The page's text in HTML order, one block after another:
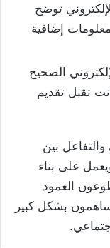
توضح
إضافية
الصحيح
تقبل تقديم
بين
على بناء
العمود
بشكل كبير